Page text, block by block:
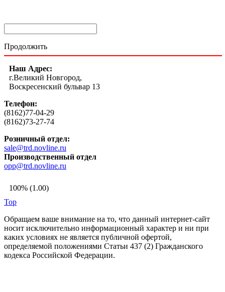
Продолжить
Наш Адрес:
г.Великий Новгород,
Воскресенский бульвар 13
Телефон:
(8162)77-04-29
(8162)73-27-74
Розничный отдел:
sale@trd.novline.ru
Производственный отдел
opp@trd.novline.ru
100% (1.00)
Top
Обращаем ваше внимание на то, что данный интернет-сайт
носит исключительно информационный характер и ни при
каких условиях не является публичной офертой,
определяемой положениями Статьи 437 (2) Гражданского
кодекса Российской Федерации.